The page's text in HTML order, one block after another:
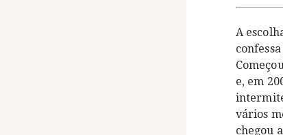
A
e, em
vários
chegou